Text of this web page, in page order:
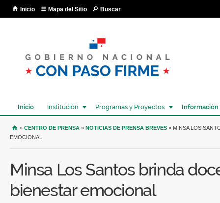
Inicio Mapa del Sitio Buscar
Inicio Institución Programas y Proyectos Información
USTED SE ENCUENTRA AQUÍ
» CENTRO DE PRENSA » NOTICIAS DE PRENSA BREVES » MINSA LOS
EMOCIONAL
Minsa Los Santos brinda
bienestar emocional